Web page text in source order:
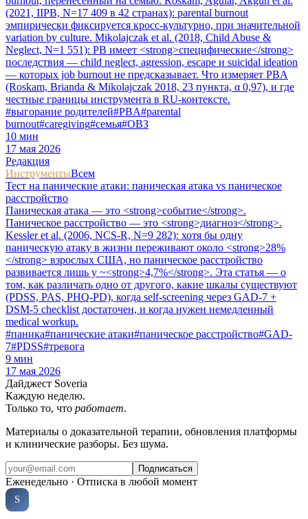
(2021, IIPB, N=17 409 в 42 странах): parental burnout
эмпирически фиксируется кросс-культурно, при значительной
variation by culture. Mikolajczak et al. (2018, Child Abuse &
Neglect, N=1 551): PB имеет <strong>специфические</strong>
последствия — child neglect, agression, escape и suicidal ideation
— которых job burnout не предсказывает. Что измеряет PBA
(Roskam, Brianda & Mikolajczak 2018, 23 пункта, α 0,97), и где
честные границы инструмента в RU-контексте.
#выгорание родителей#PBA#parental
burnout#caregiving#семья#ОВЗ
10 мин
17 мая 2026
Редакция
ИнструментыВсем
Тест на панические атаки: паническая атака vs паническое
расстройство
Паническая атака — это <strong>событие</strong>.
Паническое расстройство — это <strong>диагноз</strong>.
Kessler et al. (2006, NCS-R, N=9 282): хотя бы одну
паническую атаку в жизни переживают около <strong>28%
</strong> взрослых США, но паническое расстройство
развивается лишь у ~<strong>4,7%</strong>. Эта статья — о
том, как различать одно от другого, какие шкалы существуют
(PDSS, PAS, PHQ-PD), когда self-screening через GAD-7 +
DSM-5 checklist достаточен, и когда нужен немедленный
medical workup.
#паника#панические атаки#паническое расстройство#GAD-
7#PDSS#тревога
9 мин
17 мая 2026
Дайджест Soveria
Каждую неделю.
Только то, что работает.
Материалы о доказательной терапии, обновления платформы
и клинические разборы. Без шума.
Подписаться
Еженедельно · Отписка в любой момент
S